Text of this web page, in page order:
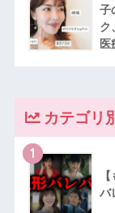
子
ク
医
カテゴリ
1
バ